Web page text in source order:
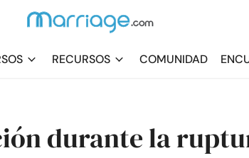
RECURSOS COMUNIDAD
durante la